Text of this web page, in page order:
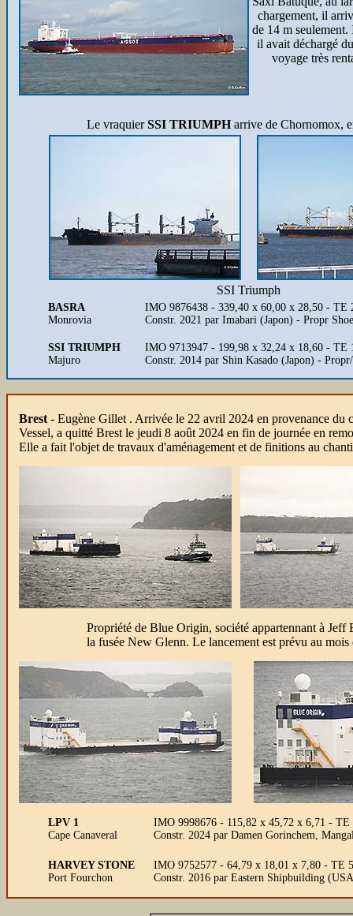
chargement, il
de 14 m
il avait déchargé
voyage très
Le vraquierSSI TRIUMPHarrive de Chornomox,
SSI Triumph
BASRA
Monrovia
IMO 9876438 - 339,40 x 60,00 x 28,50 -
Constr. 2021 par Imabari (Japon) - Propr
SSI TRIUMPH
Majuro
IMO 9713947 - 199,98 x 32,24 x 18,60 -
Constr. 2014 par Shin Kasado (Japon) -
Brest - Eugène Gillet . Arrivée le 22 avril 2024 en provenance du
Vessel, a quitté Brest le jeudi 8 août 2024 en fin de journée en
Elle a fait l'objet de travaux d'aménagement et de finitions au
Propriété de Blue Origin, société appartennant à Jeff
la fusée New Glenn. Le lancement est prévu au mois
LPV 1
Cape Canaveral
IMO 9998676 - 115,82 x 45,72 x 6,71 - TE
Constr. 2024 par Damen Gorinchem,
HARVEY STONE
Port Fourchon
IMO 9752577 - 64,79 x 18,01 x 7,80 - TE
Constr. 2016 par Eastern Shipbuilding